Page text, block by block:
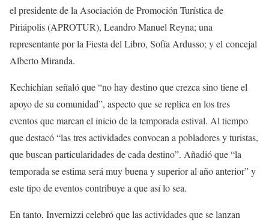
el presidente de la Asociación de Promoción Turística de
Piriápolis (APROTUR), Leandro Manuel Reyna; una
representante por la Fiesta del Libro, Sofía Ardusso; y el concejal
Alberto Miranda.
Kechichian señaló que “no hay destino que crezca sino tiene el
apoyo de su comunidad”, aspecto que se replica en los tres
eventos que marcan el inicio de la temporada estival. Al tiempo
que destacó “las tres actividades convocan a pobladores y turistas,
que buscan particularidades de cada destino”. Añadió que “la
temporada se estima será muy buena y superior al año anterior” y
este tipo de eventos contribuye a que así lo sea.
En tanto, Invernizzi celebró que las actividades que se lanzan